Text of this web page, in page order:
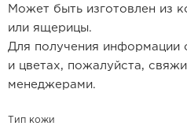
Может быть изготовлен из
или ящерицы.
Для получения информации
и цветах, пожалуйста,
менеджерами.
Тип кожи